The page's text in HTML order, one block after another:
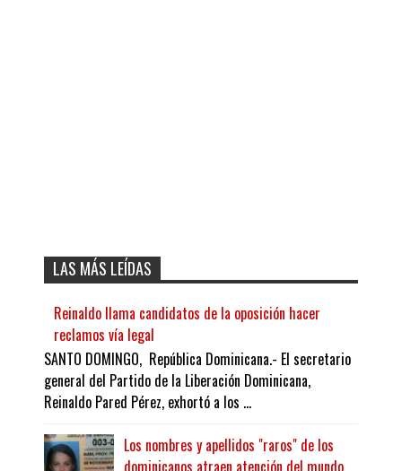
LAS MÁS LEÍDAS
Reinaldo llama candidatos de la oposición hacer
reclamos vía legal
SANTO DOMINGO, República Dominicana.- El secretario
general del Partido de la Liberación Dominicana,
Reinaldo Pared Pérez, exhortó a los ...
Los nombres y apellidos "raros" de los
dominicanos atraen atención del mundo